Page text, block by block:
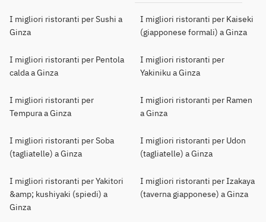
I migliori ristoranti per Sushi a
Ginza
I migliori ristoranti per Kaiseki
(giapponese formali) a Ginza
I migliori ristoranti per Pentola
calda a Ginza
I migliori ristoranti per
Yakiniku a Ginza
I migliori ristoranti per
Tempura a Ginza
I migliori ristoranti per Ramen
a Ginza
I migliori ristoranti per Soba
(tagliatelle) a Ginza
I migliori ristoranti per Udon
(tagliatelle) a Ginza
I migliori ristoranti per Yakitori
&amp; kushiyaki (spiedi) a
Ginza
I migliori ristoranti per Izakaya
(taverna giapponese) a Ginza